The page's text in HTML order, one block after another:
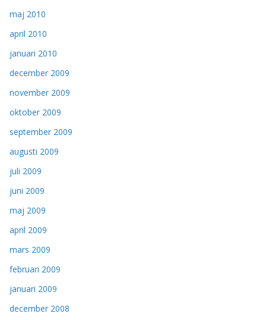
maj 2010
april 2010
januari 2010
december 2009
november 2009
oktober 2009
september 2009
augusti 2009
juli 2009
juni 2009
maj 2009
april 2009
mars 2009
februari 2009
januari 2009
december 2008